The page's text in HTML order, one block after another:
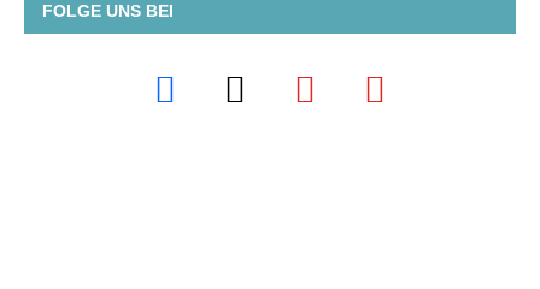
FOLGE UNS BEI